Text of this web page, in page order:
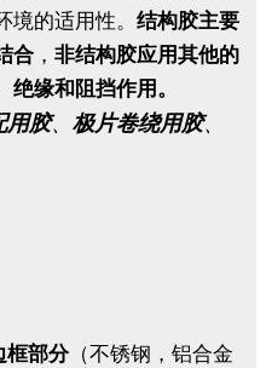
的适用性。 结构胶主要
合 ， 非结构胶应用其他的
缘和阻挡作用。
用胶、 极片卷绕用胶、
框部分 （不锈钢，铝合金